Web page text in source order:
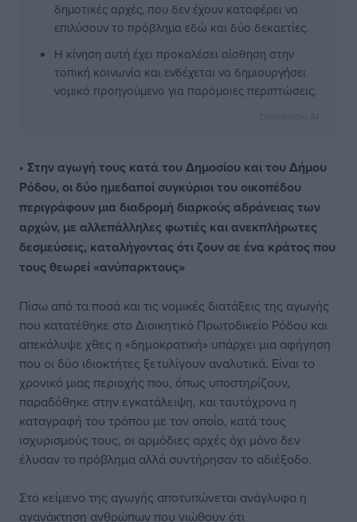
δημοτικές αρχές, που δεν έχουν καταφέρει να
επιλύσουν το πρόβλημα εδώ και δύο δεκαετίες.
Η κίνηση αυτή έχει προκαλέσει αίσθηση στην
τοπική κοινωνία και ενδέχεται να δημιουργήσει
νομικό προηγούμενο για παρόμοιες περιπτώσεις.
• Στην αγωγή τους κατά του Δημοσίου και του Δήμου
Ρόδου, οι δύο ημεδαποί συγκύριοι του οικοπέδου
περιγράφουν μια διαδρομή διαρκούς αδράνειας των
αρχών, με αλλεπάλληλες φωτιές και ανεκπλήρωτες
δεσμεύσεις, καταλήγοντας ότι ζουν σε ένα κράτος που
τους θεωρεί «ανύπαρκτους»
Πίσω από τα ποσά και τις νομικές διατάξεις της αγωγής
που κατατέθηκε στο Διοικητικό Πρωτοδικείο Ρόδου και
απεκάλυψε χθες η «δημοκρατική» υπάρχει μια αφήγηση
που οι δύο ιδιοκτήτες ξετυλίγουν αναλυτικά. Είναι το
χρονικό μιας περιοχής που, όπως υποστηρίζουν,
παραδόθηκε στην εγκατάλειψη, και ταυτόχρονα η
καταγραφή του τρόπου με τον οποίο, κατά τους
ισχυρισμούς τους, οι αρμόδιες αρχές όχι μόνο δεν
έλυσαν το πρόβλημα αλλά συντήρησαν το αδιέξοδο.
Στο κείμενο της αγωγής αποτυπώνεται ανάγλυφα η
αγανάκτηση ανθρώπων που νιώθουν ότι